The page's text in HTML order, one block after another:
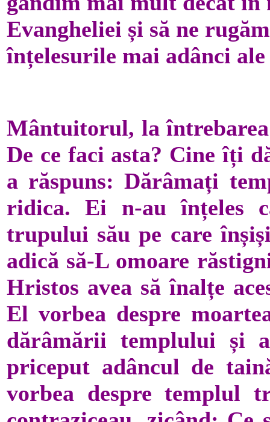
Evangheliei și să ne
înțelesurile mai adânci
Mântuitorul, la
De ce faci asta? Cine îți
a răspuns: Dărâmați
ridica. Ei n-au înțeles
trupului său pe care
adică să-L omoare
Hristos avea să înalțe
El vorbea despre
dărâmării templului și
priceput adâncul de
vorbea despre templul